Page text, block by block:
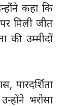
कहा कि
मिली जीत
की उम्मीदों
पारदर्शिता
भरोसा